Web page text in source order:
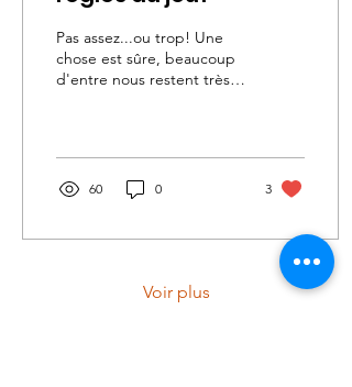
Pas assez...ou trop! Une
chose est sûre, beaucoup
d'entre nous restent très
60 0 3
Voir plus